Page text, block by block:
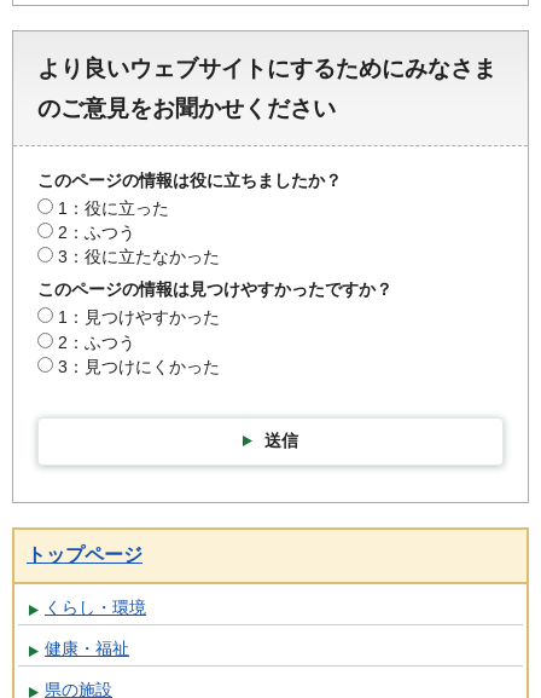
より良いウェブサイトにするためにみなさま
のご意見をお聞かせください
このページの情報は役に立ちましたか？
1：役に立った
2：ふつう
3：役に立たなかった
このページの情報は見つけやすかったですか？
1：見つけやすかった
2：ふつう
3：見つけにくかった
送信
トップページ
くらし・環境
健康・福祉
県の施設